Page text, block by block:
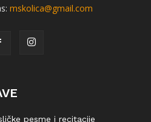
mskolica@gmail.com
pesme i recitacije